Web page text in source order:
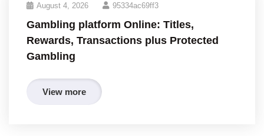
August 4, 2026 95334ac69ff3
Gambling platform Online: Titles,
Rewards, Transactions plus Protected
Gambling
View more